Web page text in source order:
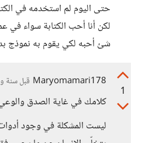
حتى اليوم لم استخدمه في
لكن أنا أحب الكتابة سواء في
شئ أحبه لكي يقوم به نموذج
1
Maryomamari178 قبل سنة
كلامك في غاية الصدق
ليست المشكلة في وجود